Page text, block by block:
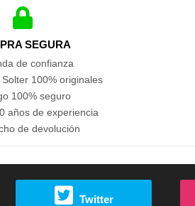
SEGURA
de confianza
100% originales
100% seguro
años de experiencia
de devolución
Twitter